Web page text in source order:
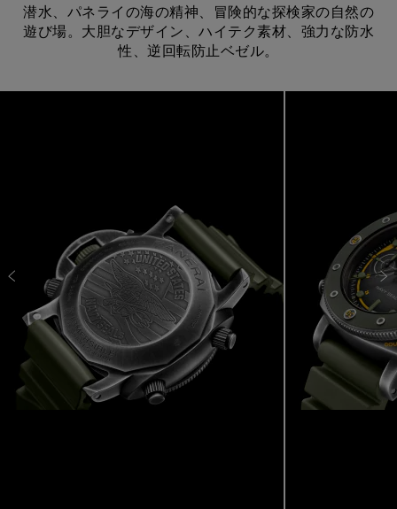
潜水、パネライの海の精神、冒険的な探検家の自然の
遊び場。大胆なデザイン、ハイテク素材、強力な防水
性、逆回転防止ベゼル。
Image